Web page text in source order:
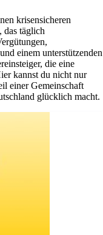
krisensicheren
das täglich
einem unterstützenden
die eine
kannst du nicht nur
einer Gemeinschaft
glücklich macht.